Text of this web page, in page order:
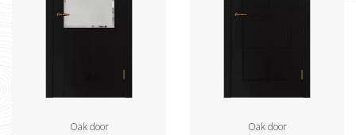
Oak door Oak door